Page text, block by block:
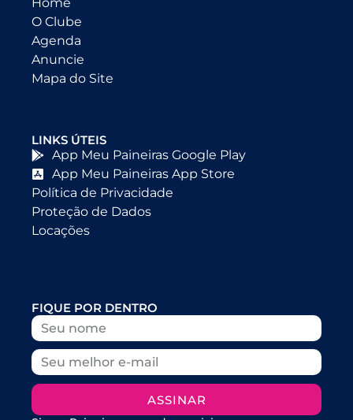
O Clube
Agenda
Anuncie
Mapa do Site
LINKS ÚTEIS
App Meu Paineiras Google Play
App Meu Paineiras App Store
Política de Privacidade
Proteção de Dados
Locações
FIQUE POR DENTRO
ASSINAR